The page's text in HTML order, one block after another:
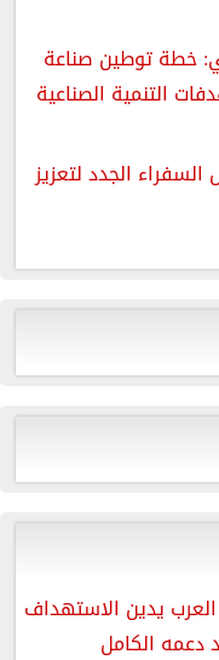
خطة توطين صناعة
التنمية الصناعية
الجدد لتعزيز
يدين الاستهداف
دعمه الكامل